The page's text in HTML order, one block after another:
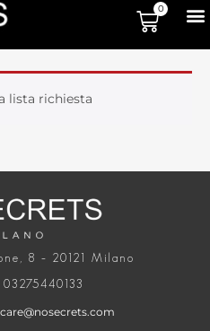
0
lista richiesta
8 – 20121 Milano
03275440133